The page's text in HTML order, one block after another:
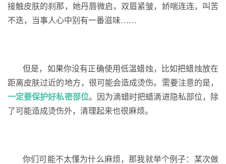
接触皮肤的刹那，她丹唇微启，双眉紧皱，娇喘连连，叫苦
不迭，当事人心中别有一番滋味……
但是，如果你没有正确使用低温蜡烛，比如把蜡烛放在
距离皮肤过近的地方，很可能会造成烫伤。需要注意的是，
一定要保护好私密部位。因为滴蜡时把蜡滴进隐私部位，除
了可能造成烫伤外，清理起来也很麻烦。
你们可能不太懂为什么麻烦，那我就举个例子：某次做